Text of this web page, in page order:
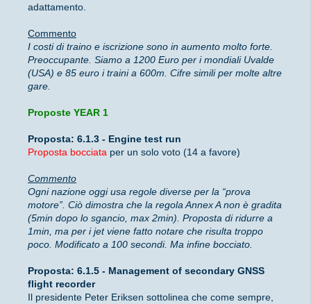
adattamento.
Commento
I costi di traino e iscrizione sono in aumento molto forte.
Preoccupante. Siamo a 1200 Euro per i mondiali Uvalde
(USA) e 85 euro i traini a 600m. Cifre simili per molte altre
gare.
Proposte YEAR 1
Proposta: 6.1.3 - Engine test run
Proposta bocciata per un solo voto (14 a favore)
Commento
Ogni nazione oggi usa regole diverse per la “prova
motore”. Ciò dimostra che la regola Annex A non è gradita
(5min dopo lo sgancio, max 2min). Proposta di ridurre a
1min, ma per i jet viene fatto notare che risulta troppo
poco. Modificato a 100 secondi. Ma infine bocciato.
Proposta: 6.1.5 - Management of secondary GNSS
flight recorder
Il presidente Peter Eriksen sottolinea che come sempre,